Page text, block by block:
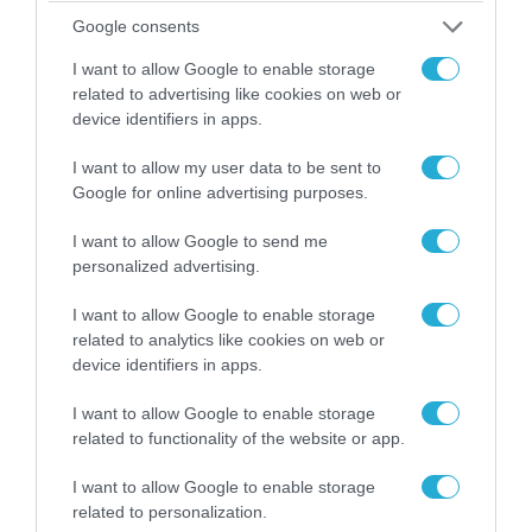
Google consents
I want to allow Google to enable storage
related to advertising like cookies on web or
device identifiers in apps.
I want to allow my user data to be sent to
Google for online advertising purposes.
I want to allow Google to send me
personalized advertising.
I want to allow Google to enable storage
related to analytics like cookies on web or
device identifiers in apps.
I want to allow Google to enable storage
related to functionality of the website or app.
I want to allow Google to enable storage
related to personalization.
Ισραηλινές δυνάμεις εισήλθαν σε
χωριό του νότιου Λιβάνου
09.08.2026
Τουρκία: Ζητά «μορατόριουμ»
Ρωσίας και Ουκρανίας – «Η
αμυντική συμφωνία είναι ίδια